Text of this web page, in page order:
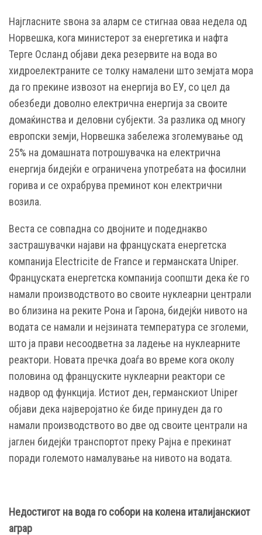
Најгласните ѕвона за аларм се стигнаа оваа недела од
Норвешка, кога министерот за енергетика и нафта
Терге Осланд објави дека резервите на вода во
хидроелектраните се толку намалени што земјата мора
да го прекине извозот на енергија во ЕУ, со цел да
обезбеди доволно електрична енергија за своите
домаќинства и деловни субјекти. За разлика од многу
европски земји, Норвешка забележа зголемување од
25% на домашната потрошувачка на електрична
енергија бидејќи е ограничена употребата на фосилни
горива и се охрабрува преминот кон електрични
возила.
Веста се совпадна со двојните и подеднакво
застрашувачки најави на француската енергетска
компанија Electricite de France и германската Uniper.
Француската енергетска компанија соопшти дека ќе го
намали производството во своите нуклеарни централи
во близина на реките Рона и Гарона, бидејќи нивото на
водата се намали и нејзината температура се зголеми,
што ја прави несоодветна за ладење на нуклеарните
реактори. Новата пречка доаѓа во време кога околу
половина од француските нуклеарни реактори се
надвор од функција. Истиот ден, германскиот Uniper
објави дека најверојатно ќе биде принуден да го
намали производството во две од своите централи на
јаглен бидејќи транспортот преку Рајна е прекинат
поради големото намалување на нивото на водата.
Недостигот на вода го собори на колена италијанскиот
аграр